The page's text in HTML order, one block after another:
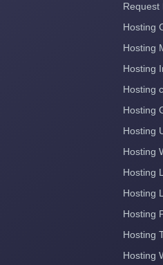
Request
Hosting
Hosting
Hosting
Hosting
Hosting
Hosting
Hosting
Hosting
Hosting
Hosting
Hosting
Hosting